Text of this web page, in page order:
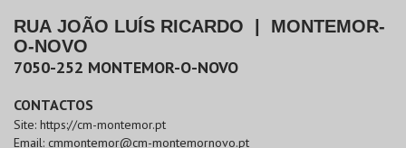
RUA JOÃO LUÍS RICARDO
MONTEMOR-
O-NOVO
7050-252 MONTEMOR-O-NOVO
CONTACTOS
Site: https://cm-montemor.pt
Email: cmmontemor@cm-montemornovo.pt